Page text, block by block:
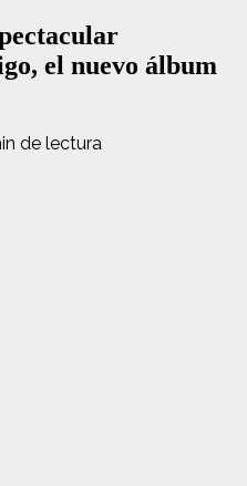
el nuevo álbum
de lectura